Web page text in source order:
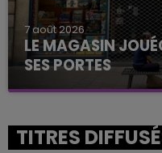
7 août 2026
LE MAGASIN
SES PORTES
C'était l'une des
fermer ses portes.
TITRES